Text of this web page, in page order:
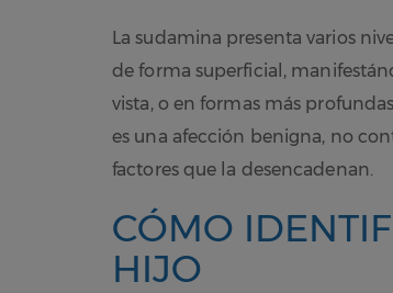
La sudamina presenta varios
de forma superficial,
vista, o en formas más
es una afección benigna, no
factores que la desencadenan.
CÓMO
HIJO